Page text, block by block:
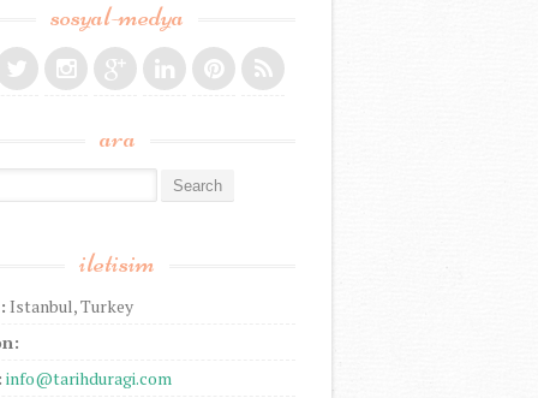
sosyal-medya
ara
iletisim
Istanbul, Turkey
info@tarihduragi.com